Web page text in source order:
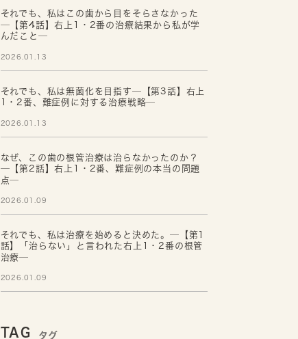
それでも、私はこの歯から目をそらさなかった
─【第4話】右上1・2番の治療結果から私が学
んだこと─
2026.01.13
それでも、私は無菌化を目指す─【第3話】右上
1・2番、難症例に対する治療戦略─
2026.01.13
なぜ、この歯の根管治療は治らなかったのか？
─【第2話】右上1・2番、難症例の本当の問題
点─
2026.01.09
それでも、私は治療を始めると決めた。─【第1
話】「治らない」と言われた右上1・2番の根管
治療─
2026.01.09
TAG タグ